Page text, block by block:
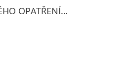
OPATŘENÍ…